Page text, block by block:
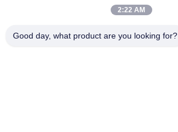
2:22 AM
Good day, what product are you looking for?